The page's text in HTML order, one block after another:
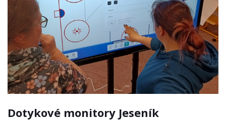
Dotykové monitory Jeseník